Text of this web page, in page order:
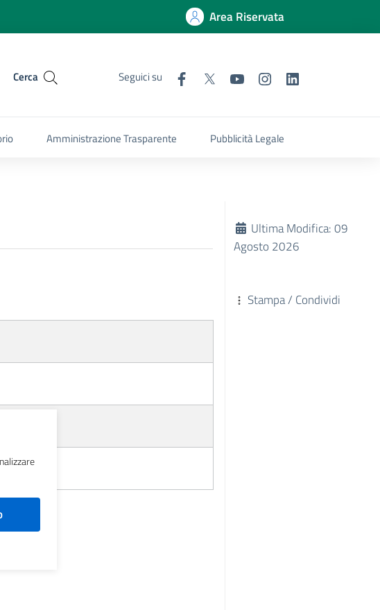
Area Riservata
Cerca Seguici su
Amministrazione Trasparente Pubblicità Legale
Ultima Modifica: 09
Agosto 2026
Stampa / Condividi